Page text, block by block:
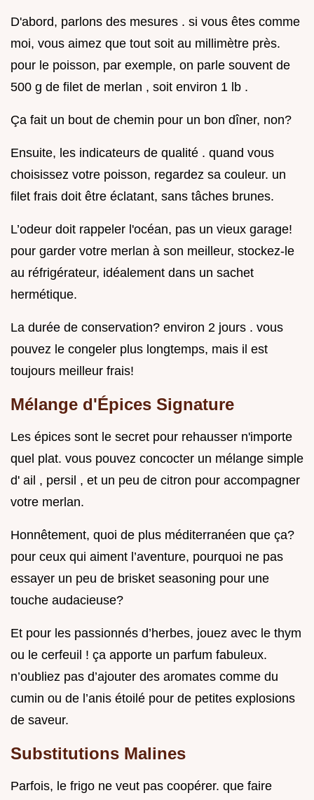
D'abord, parlons des mesures . si vous êtes comme
moi, vous aimez que tout soit au millimètre près.
pour le poisson, par exemple, on parle souvent de
500 g de filet de merlan , soit environ 1 lb .
Ça fait un bout de chemin pour un bon dîner, non?
Ensuite, les indicateurs de qualité . quand vous
choisissez votre poisson, regardez sa couleur. un
filet frais doit être éclatant, sans tâches brunes.
L’odeur doit rappeler l'océan, pas un vieux garage!
pour garder votre merlan à son meilleur, stockez-le
au réfrigérateur, idéalement dans un sachet
hermétique.
La durée de conservation? environ 2 jours . vous
pouvez le congeler plus longtemps, mais il est
toujours meilleur frais!
Mélange d'Épices Signature
Les épices sont le secret pour rehausser n'importe
quel plat. vous pouvez concocter un mélange simple
d' ail , persil , et un peu de citron pour accompagner
votre merlan.
Honnêtement, quoi de plus méditerranéen que ça?
pour ceux qui aiment l’aventure, pourquoi ne pas
essayer un peu de brisket seasoning pour une
touche audacieuse?
Et pour les passionnés d’herbes, jouez avec le thym
ou le cerfeuil ! ça apporte un parfum fabuleux.
n’oubliez pas d’ajouter des aromates comme du
cumin ou de l’anis étoilé pour de petites explosions
de saveur.
Substitutions Malines
Parfois, le frigo ne veut pas coopérer. que faire